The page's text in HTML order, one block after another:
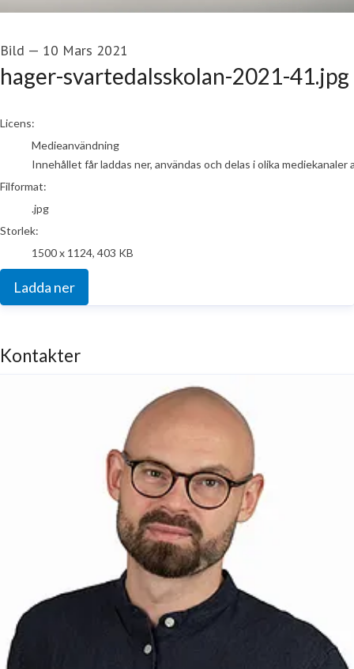
Bild — 10 Mars 2021
hager-svartedalsskolan-2021-41.jpg
go to media item
Licens:
Medieanvändning
Innehållet får laddas ner, användas och delas i olika
Filformat:
.jpg
Storlek:
1500 x 1124, 403 KB
Ladda ner
Kontakter